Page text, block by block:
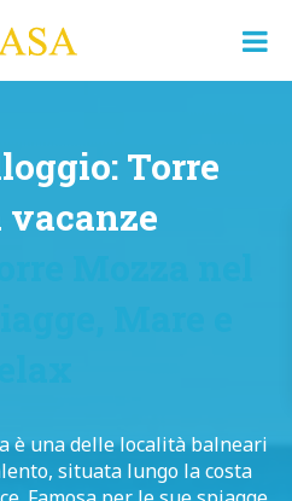
Torre
vacanze
è una delle località balneari
situata lungo la costa